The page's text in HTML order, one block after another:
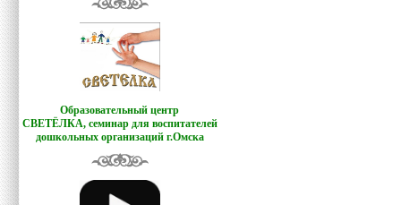
Образовательный центр
СВЕТЁЛКА, семинар для воспитателей
дошкольных организаций г.Омска